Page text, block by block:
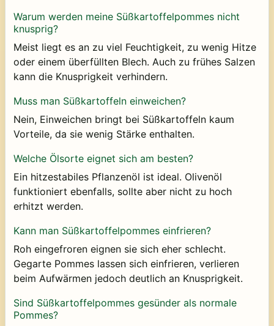
Warum werden meine Süßkartoffelpommes nicht
knusprig?
Meist liegt es an zu viel Feuchtigkeit, zu wenig Hitze
oder einem überfüllten Blech. Auch zu frühes Salzen
kann die Knusprigkeit verhindern.
Muss man Süßkartoffeln einweichen?
Nein, Einweichen bringt bei Süßkartoffeln kaum
Vorteile, da sie wenig Stärke enthalten.
Welche Ölsorte eignet sich am besten?
Ein hitzestabiles Pflanzenöl ist ideal. Olivenöl
funktioniert ebenfalls, sollte aber nicht zu hoch
erhitzt werden.
Kann man Süßkartoffelpommes einfrieren?
Roh eingefroren eignen sie sich eher schlecht.
Gegarte Pommes lassen sich einfrieren, verlieren
beim Aufwärmen jedoch deutlich an Knusprigkeit.
Sind Süßkartoffelpommes gesünder als normale
Pommes?